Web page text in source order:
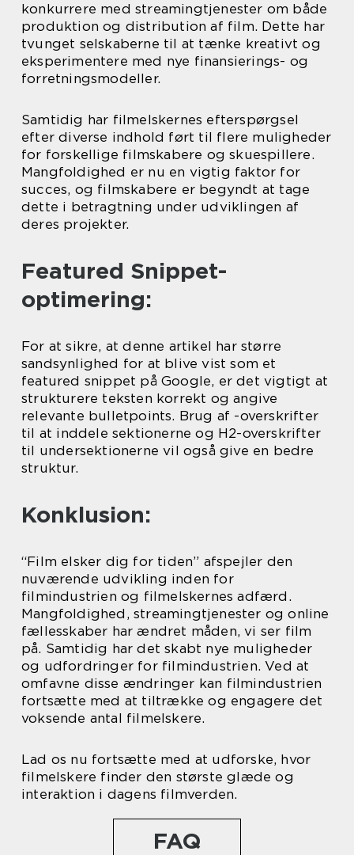
konkurrere med streamingtjenester om både
produktion og distribution af film. Dette har
tvunget selskaberne til at tænke kreativt og
eksperimentere med nye finansierings- og
forretningsmodeller.
Samtidig har filmelskernes efterspørgsel
efter diverse indhold ført til flere muligheder
for forskellige filmskabere og skuespillere.
Mangfoldighed er nu en vigtig faktor for
succes, og filmskabere er begyndt at tage
dette i betragtning under udviklingen af
deres projekter.
Featured Snippet-
optimering:
For at sikre, at denne artikel har større
sandsynlighed for at blive vist som et
featured snippet på Google, er det vigtigt at
strukturere teksten korrekt og angive
relevante bulletpoints. Brug af -overskrifter
til at inddele sektionerne og H2-overskrifter
til undersektionerne vil også give en bedre
struktur.
Konklusion:
“Film elsker dig for tiden” afspejler den
nuværende udvikling inden for
filmindustrien og filmelskernes adfærd.
Mangfoldighed, streamingtjenester og online
fællesskaber har ændret måden, vi ser film
på. Samtidig har det skabt nye muligheder
og udfordringer for filmindustrien. Ved at
omfavne disse ændringer kan filmindustrien
fortsætte med at tiltrække og engagere det
voksende antal filmelskere.
Lad os nu fortsætte med at udforske, hvor
filmelskere finder den største glæde og
interaktion i dagens filmverden.
FAQ